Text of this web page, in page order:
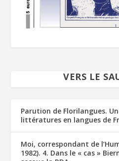
VERS LE
Parution de Florilangues.
littératures en langues de
Moi, correspondant de
1982). 4. Dans le « cas »